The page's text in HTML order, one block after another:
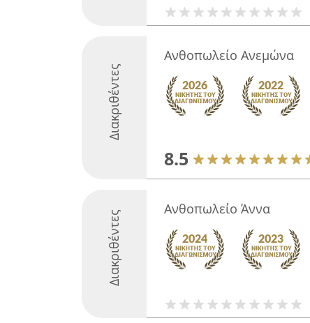
Διακριθέντες
Ανθοπωλείο Ανεμώνα
8.5
Διακριθέντες
Ανθοπωλείο Άννα